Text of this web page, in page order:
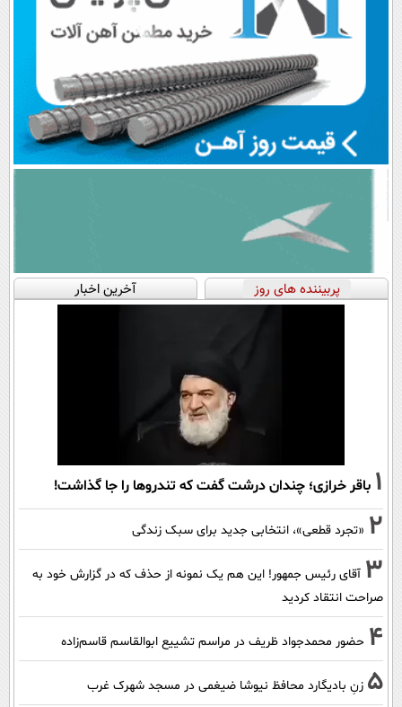
پربیننده های روز آخرین اخبار
1 باقر خرازی؛ چندان درشت گفت که تندروها را جا گذاشت!
2 «تجرد قطعی»، انتخابی جدید برای سبک زندگی
3 آقای رئیس جمهور! این هم یک نمونه از حذف که در گزارش خود به
صراحت انتقاد کردید
4 حضور محمدجواد ظریف در مراسم تشییع ابوالقاسم قاسم‌زاده
5 زنِ بادیگارد محافظ نیوشا ضیغمی در مسجد شهرک غرب